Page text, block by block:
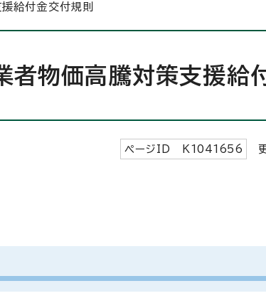
給付金交付規則
者物価高騰対策支援給
ページID K 1041656